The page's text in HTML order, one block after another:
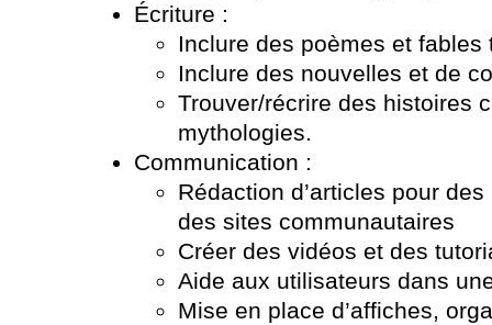
Écriture :
Inclure des poèmes et fables
Inclure des nouvelles et de
Trouver/récrire des histoires
mythologies.
Communication :
Rédaction d’articles pour
des sites communautaires
Créer des vidéos et des
Aide aux utilisateurs dans
Mise en place d’affiches,